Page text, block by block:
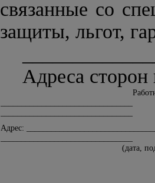
связанные со
защиты, льгот,
Адреса
Адрес:
(дата,